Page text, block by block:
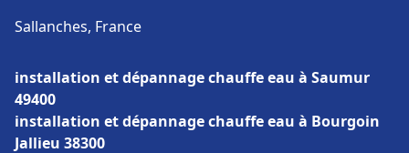
Sallanches, France
installation et dépannage chauffe eau à Saumur
49400
installation et dépannage chauffe eau à Bourgoin
Jallieu 38300